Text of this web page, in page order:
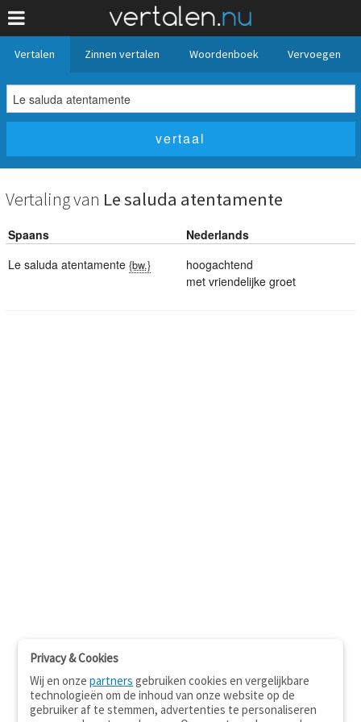
Vertalen Zinnen vertalen Woordenboek Vervoegen
Vertaling van Le saluda atentamente
Spaans
Nederlands
Le saluda atentamente {bw.}
hoogachtend
met vriendelijke groet
Privacy & Cookies
Wij en onzepartners gebruiken cookies en vergelijkbare
technologieën om de inhoud van onze website op de
gebruiker af te stemmen, advertenties te personaliseren